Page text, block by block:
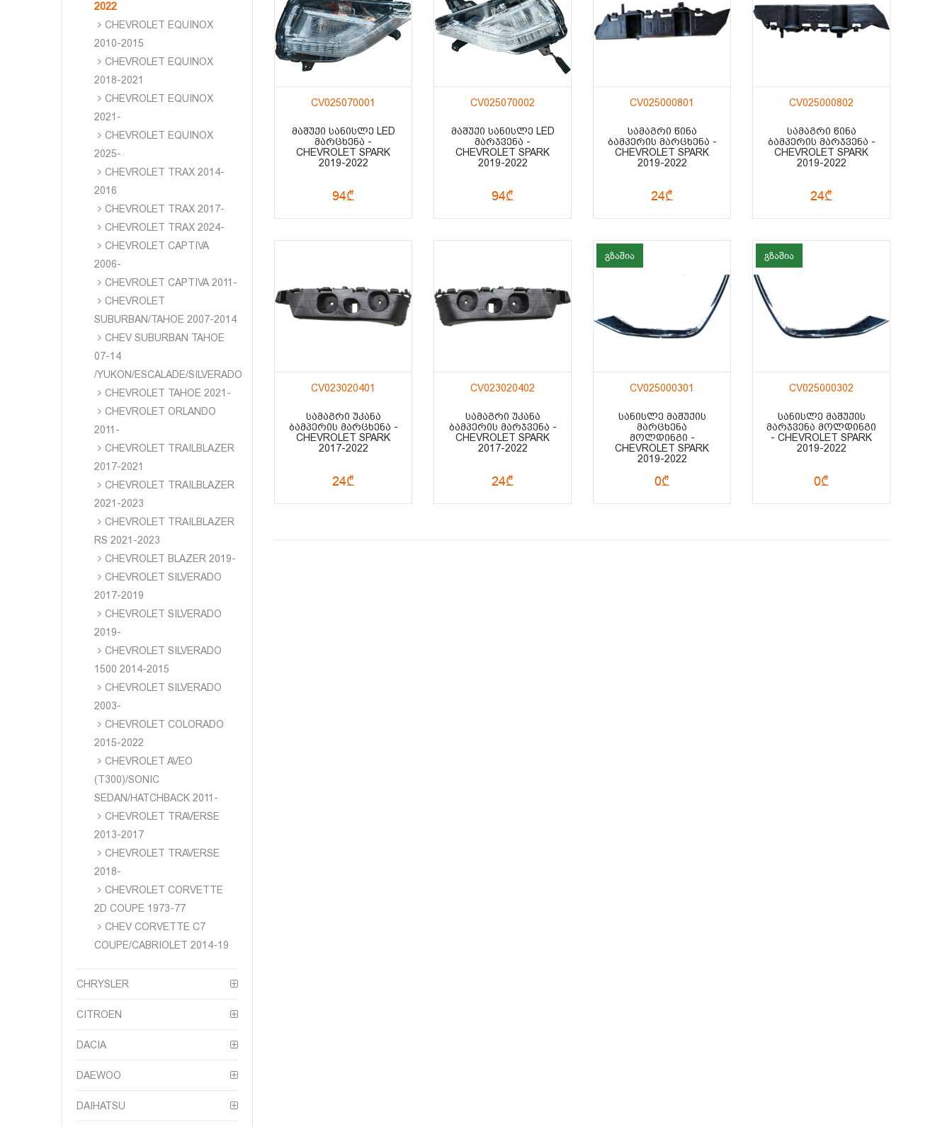
2022
CHEVROLET EQUINOX
2010-2015
CHEVROLET EQUINOX
2018-2021
CHEVROLET EQUINOX
2021-
CHEVROLET EQUINOX
2025-
CHEVROLET TRAX 2014-
2016
CHEVROLET TRAX 2017-
CHEVROLET TRAX 2024-
CHEVROLET CAPTIVA
2006-
CHEVROLET CAPTIVA 2011-
CHEVROLET
SUBURBAN/TAHOE 2007-2014
CHEV SUBURBAN TAHOE
07-14
/YUKON/ESCALADE/SILVERADO
CHEVROLET TAHOE 2021-
CHEVROLET ORLANDO
2011-
CHEVROLET TRAILBLAZER
2017-2021
CHEVROLET TRAILBLAZER
2021-2023
CHEVROLET TRAILBLAZER
RS 2021-2023
CHEVROLET BLAZER 2019-
CHEVROLET SILVERADO
2017-2019
CHEVROLET SILVERADO
2019-
CHEVROLET SILVERADO
1500 2014-2015
CHEVROLET SILVERADO
2003-
CHEVROLET COLORADO
2015-2022
CHEVROLET AVEO
(T300)/SONIC
SEDAN/HATCHBACK 2011-
CHEVROLET TRAVERSE
2013-2017
CHEVROLET TRAVERSE
2018-
CHEVROLET CORVETTE
2D COUPE 1973-77
CHEV CORVETTE C7
COUPE/CABRIOLET 2014-19
CHRYSLER
CITROEN
DACIA
DAEWOO
DAIHATSU
CV025070001
ᲛᲐᲨᲣᲥᲘ ᲡᲐᲜᲘᲡᲚᲔ LED
ᲛᲐᲠᲪᲮᲔᲜᲐ -
CHEVROLET SPARK
2019-2022
94₾
CV025070002
ᲛᲐᲨᲣᲥᲘ ᲡᲐᲜᲘᲡᲚᲔ LED
ᲛᲐᲠᲯᲕᲔᲜᲐ -
CHEVROLET SPARK
2019-2022
94₾
CV025000801
ᲡᲐᲛᲐᲒᲠᲘ ᲬᲘᲜᲐ
ᲑᲐᲛᲞᲔᲠᲘᲡ ᲛᲐᲠᲪᲮᲔᲜᲐ -
CHEVROLET SPARK
2019-2022
24₾
CV025000802
ᲡᲐᲛᲐᲒᲠᲘ ᲬᲘᲜᲐ
ᲑᲐᲛᲞᲔᲠᲘᲡ ᲛᲐᲠᲯᲕᲔᲜᲐ -
CHEVROLET SPARK
2019-2022
24₾
CV023020401
ᲡᲐᲛᲐᲒᲠᲘ ᲣᲙᲐᲜᲐ
ᲑᲐᲛᲞᲔᲠᲘᲡ ᲛᲐᲠᲪᲮᲔᲜᲐ -
CHEVROLET SPARK
2017-2022
24₾
CV023020402
ᲡᲐᲛᲐᲒᲠᲘ ᲣᲙᲐᲜᲐ
ᲑᲐᲛᲞᲔᲠᲘᲡ ᲛᲐᲠᲯᲕᲔᲜᲐ -
CHEVROLET SPARK
2017-2022
24₾
გზაშია
CV025000301
ᲡᲐᲜᲘᲡᲚᲔ ᲛᲐᲨᲣᲥᲘᲡ
ᲛᲐᲠᲪᲮᲔᲜᲐ
ᲛᲝᲚᲓᲘᲜᲒᲘ -
CHEVROLET SPARK
2019-2022
0₾
გზაშია
CV025000302
ᲡᲐᲜᲘᲡᲚᲔ ᲛᲐᲨᲣᲥᲘᲡ
ᲛᲐᲠᲯᲕᲔᲜᲐ ᲛᲝᲚᲓᲘᲜᲒᲘ
- CHEVROLET SPARK
2019-2022
0₾